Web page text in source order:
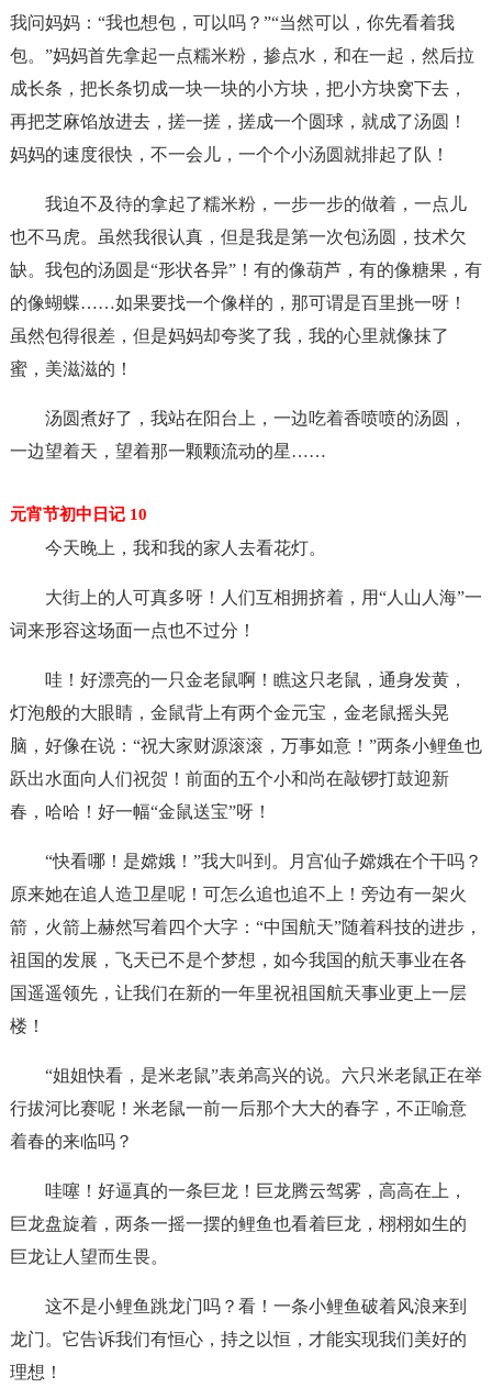
我问妈妈：“我也想包，可以吗？”“当然可以，你先看着我
包。”妈妈首先拿起一点糯米粉，掺点水，和在一起，然后拉
成长条，把长条切成一块一块的小方块，把小方块窝下去，
再把芝麻馅放进去，搓一搓，搓成一个圆球，就成了汤圆！
妈妈的速度很快，不一会儿，一个个小汤圆就排起了队！
我迫不及待的拿起了糯米粉，一步一步的做着，一点儿
也不马虎。虽然我很认真，但是我是第一次包汤圆，技术欠
缺。我包的汤圆是“形状各异”！有的像葫芦，有的像糖果，有
的像蝴蝶……如果要找一个像样的，那可谓是百里挑一呀！
虽然包得很差，但是妈妈却夸奖了我，我的心里就像抹了
蜜，美滋滋的！
汤圆煮好了，我站在阳台上，一边吃着香喷喷的汤圆，
一边望着天，望着那一颗颗流动的星……
元宵节初中日记 10
今天晚上，我和我的家人去看花灯。
大街上的人可真多呀！人们互相拥挤着，用“人山人海”一
词来形容这场面一点也不过分！
哇！好漂亮的一只金老鼠啊！瞧这只老鼠，通身发黄，
灯泡般的大眼睛，金鼠背上有两个金元宝，金老鼠摇头晃
脑，好像在说：“祝大家财源滚滚，万事如意！”两条小鲤鱼也
跃出水面向人们祝贺！前面的五个小和尚在敲锣打鼓迎新
春，哈哈！好一幅“金鼠送宝”呀！
“快看哪！是嫦娥！”我大叫到。月宫仙子嫦娥在个干吗？
原来她在追人造卫星呢！可怎么追也追不上！旁边有一架火
箭，火箭上赫然写着四个大字：“中国航天”随着科技的进步，
祖国的发展，飞天已不是个梦想，如今我国的航天事业在各
国遥遥领先，让我们在新的一年里祝祖国航天事业更上一层
楼！
“姐姐快看，是米老鼠”表弟高兴的说。六只米老鼠正在举
行拔河比赛呢！米老鼠一前一后那个大大的春字，不正喻意
着春的来临吗？
哇噻！好逼真的一条巨龙！巨龙腾云驾雾，高高在上，
巨龙盘旋着，两条一摇一摆的鲤鱼也看着巨龙，栩栩如生的
巨龙让人望而生畏。
这不是小鲤鱼跳龙门吗？看！一条小鲤鱼破着风浪来到
龙门。它告诉我们有恒心，持之以恒，才能实现我们美好的
理想！